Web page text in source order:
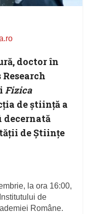
doctor în
Fizica
de știință a
de Științe
la ora 16:00,
de
Române.